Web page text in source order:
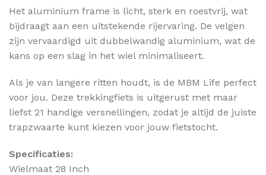
Het aluminium frame is licht, sterk en roestvrij, wat
bijdraagt aan een uitstekende rijervaring. De velgen
zijn vervaardigd uit dubbelwandig aluminium, wat de
kans op een slag in het wiel minimaliseert.
Als je van langere ritten houdt, is de MBM Life perfect
voor jou. Deze trekkingfiets is uitgerust met maar
liefst 21 handige versnellingen, zodat je altijd de juiste
trapzwaarte kunt kiezen voor jouw fietstocht.
Specificaties:
Wielmaat 28 Inch